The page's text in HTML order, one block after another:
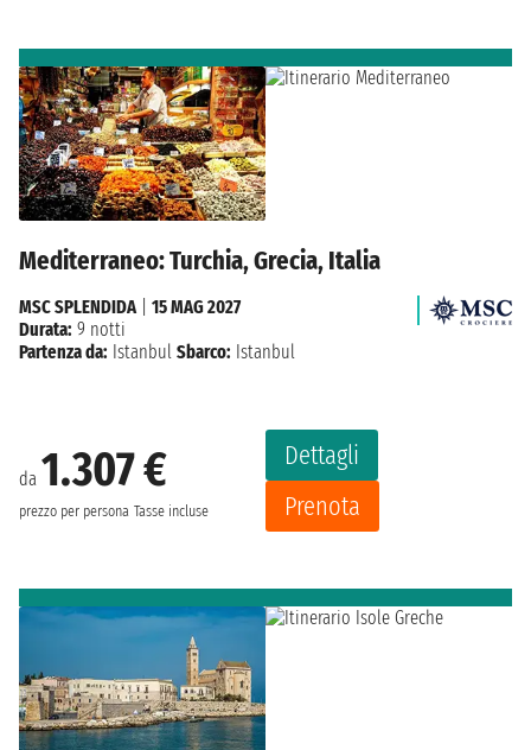
Mediterraneo: Turchia, Grecia, Italia
da 1.307 €
prezzo per persona Tasse incluse
Dettagli
Prenota
MSC SPLENDIDA| 15 MAG 2027
Durata: 9 notti
Partenza da: Istanbul Sbarco: Istanbul